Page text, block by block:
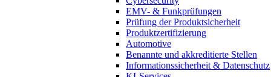
EMV- & Funkprüfungen
Prüfung der Produktsicherheit
Produktzertifizierung
Automotive
Benannte und akkreditierte Stellen
Informationssicherheit & Datenschutz